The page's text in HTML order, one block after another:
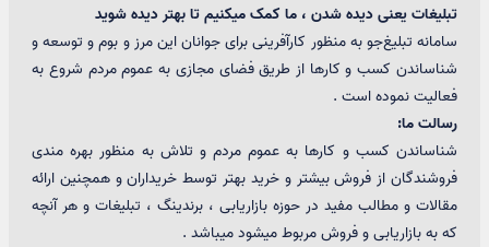
تبلیغات یعنی دیده شدن ، ما کمک میکنیم تا بهتر دیده شوید
سامانه تبلیغ‌جو به منظور کارآفرینی برای جوانان این مرز و بوم و توسعه و
شناساندن کسب و کارها از طریق فضای مجازی به عموم مردم شروع به
فعالیت نموده است .
رسالت ما:
شناساندن کسب و کارها به عموم مردم و تلاش به منظور بهره مندی
فروشندگان از فروش بیشتر و خرید بهتر توسط خریداران و همچنین ارائه
مقالات و مطالب مفید در حوزه بازاریابی ، برندینگ ، تبلیغات و هر آنچه
که به بازاریابی و فروش مربوط میشود میباشد .